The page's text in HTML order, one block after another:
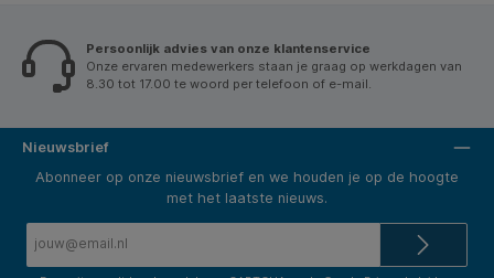
Persoonlijk advies van onze klantenservice
Onze ervaren medewerkers staan je graag op werkdagen van
8.30 tot 17.00 te woord per telefoon of e-mail.
Nieuwsbrief
Abonneer op onze nieuwsbrief en we houden je op de hoogte
met het laatste nieuws.